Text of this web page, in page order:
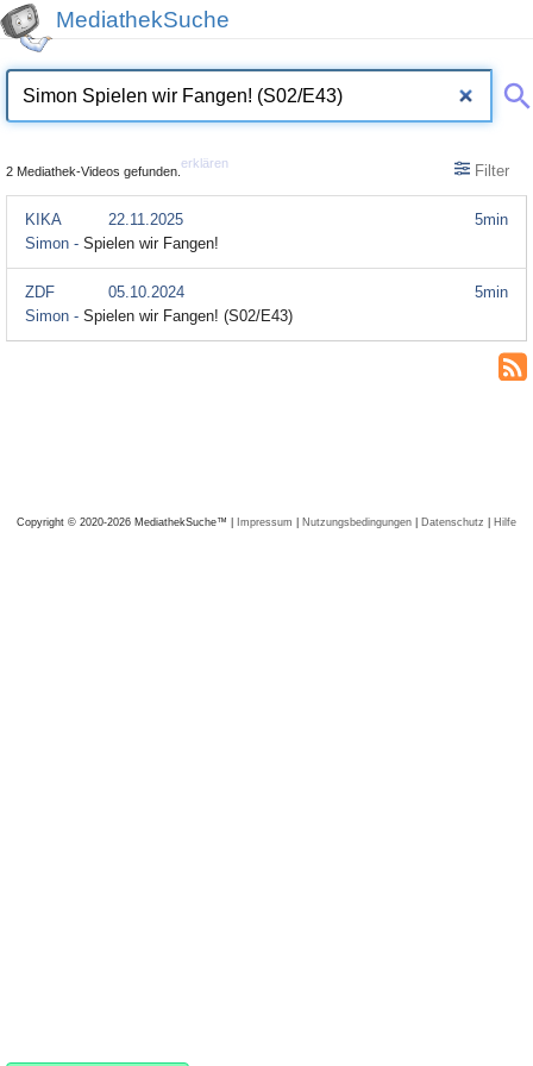
MediathekSuche
2 Mediathek-Videos gefunden.
erklären Filter
5min
KIKA
22.11.2025
Simon - Spielen wir Fangen!
5min
ZDF
05.10.2024
Simon - Spielen wir Fangen! (S02/E43)
Copyright © 2020-2026 MediathekSuche™ | Impressum | Nutzungsbedingungen | Datenschutz | Hilfe